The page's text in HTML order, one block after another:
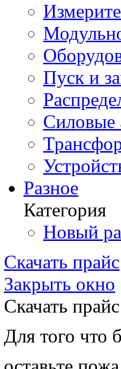
Пуск и
Силовые
Разное
Категория
Новый
Скачать прайс
Закрыть окно
Скачать прайс
Для того что